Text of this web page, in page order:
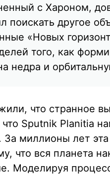
с Хароном,
поискать другое
«Новых
того, как
недра и
что странное
что Sputnik Planitia
За миллионы лет
что вся планета
Моделируя